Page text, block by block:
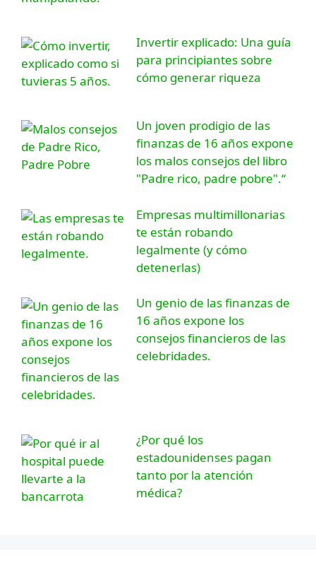
Invertir explicado: Una guía
para principiantes sobre
cómo generar riqueza
Un joven prodigio de las
finanzas de 16 años expone
los malos consejos del libro
"Padre rico, padre pobre".“
Empresas multimillonarias
te están robando
legalmente (y cómo
detenerlas)
Un genio de las finanzas de
16 años expone los
consejos financieros de las
celebridades.
¿Por qué los
estadounidenses pagan
tanto por la atención
médica?